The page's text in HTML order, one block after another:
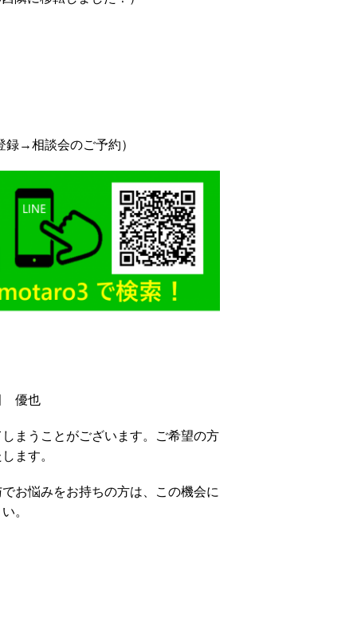
録→相談会のご予約）
優也
まうことがございます。ご希望の方
ます。
お悩みをお持ちの方は、この機会に
。